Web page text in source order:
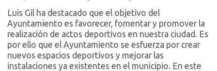
Luis Gil ha destacado que el objetivo del
Ayuntamiento es favorecer, fomentar y promover la
realización de actos deportivos en nuestra ciudad. Es
por ello que el Ayuntamiento se esfuerza por crear
nuevos espacios deportivos y mejorar las
instalaciones ya existentes en el municipio. En este